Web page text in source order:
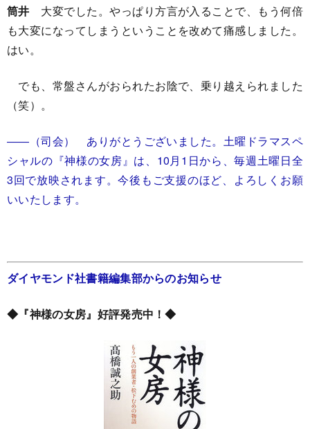
筒井 大変でした。やっぱり方言が入ることで、もう何倍
も大変になってしまうということを改めて痛感しました。
はい。
でも、常盤さんがおられたお陰で、乗り越えられました
（笑）。
――（司会） ありがとうございました。土曜ドラマスペ
シャルの『神様の女房』は、10月1日から、毎週土曜日全
3回で放映されます。今後もご支援のほど、よろしくお願
いいたします。
ダイヤモンド社書籍編集部からのお知らせ
◆『神様の女房』好評発売中！◆